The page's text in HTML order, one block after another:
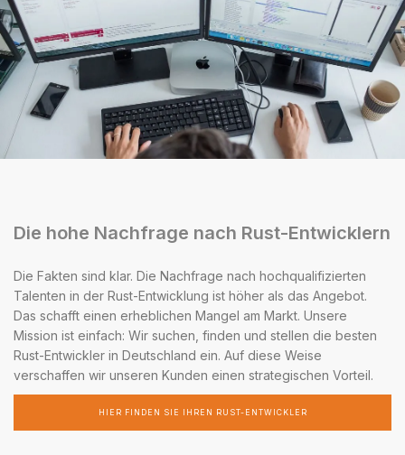
Die hohe Nachfrage nach Rust-Entwicklern
Die Fakten sind klar. Die Nachfrage nach hochqualifizierten
Talenten in der Rust-Entwicklung ist höher als das Angebot.
Das schafft einen erheblichen Mangel am Markt. Unsere
Mission ist einfach: Wir suchen, finden und stellen die besten
Rust-Entwickler in Deutschland ein. Auf diese Weise
verschaffen wir unseren Kunden einen strategischen Vorteil.
HIER FINDEN SIE IHREN RUST-ENTWICKLER